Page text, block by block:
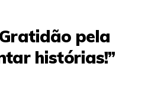
pela
histórias!”